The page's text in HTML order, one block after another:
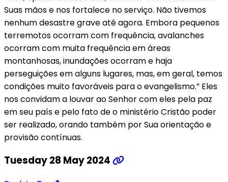
Suas mãos e nos fortalece no serviço. Não tivemos
nenhum desastre grave até agora. Embora pequenos
terremotos ocorram com frequência, avalanches
ocorram com muita frequência em áreas
montanhosas, inundações ocorram e haja
perseguições em alguns lugares, mas, em geral, temos
condições muito favoráveis para o evangelismo.” Eles
nos convidam a louvar ao Senhor com eles pela paz
em seu país e pelo fato de o ministério Cristão poder
ser realizado, orando também por Sua orientação e
provisão contínuas.
Tuesday 28 May 2024